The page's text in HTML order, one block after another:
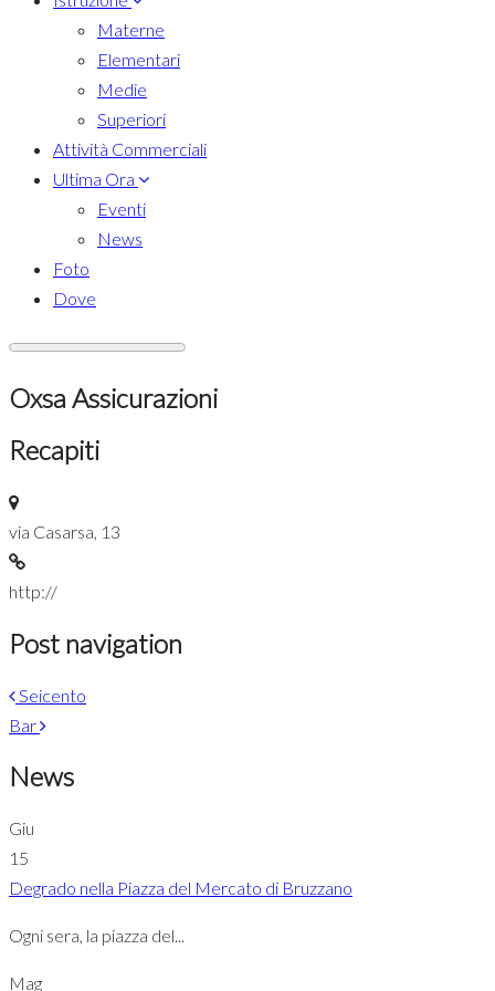
Materne
Elementari
Medie
Superiori
Attività Commerciali
Ultima Ora
Eventi
News
Foto
Dove
Oxsa Assicurazioni
Recapiti
via Casarsa, 13
http://
Post navigation
Seicento
Bar
News
Giu
15
Degrado nella Piazza del Mercato di Bruzzano
Ogni sera, la piazza del...
Mag